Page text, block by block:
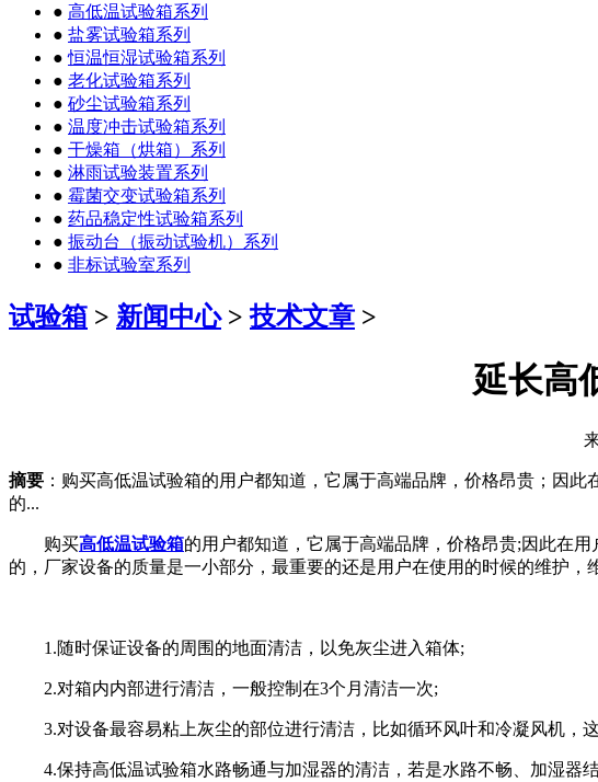
● 高低温试验箱系列
● 盐雾试验箱系列
●恒温恒湿试验箱系列
● 老化试验箱系列
● 砂尘试验箱系列
● 温度冲击试验箱系列
● 干燥箱（烘箱）系列
● 淋雨试验装置系列
● 霉菌交变试验箱系列
● 药品稳定性试验箱系列
● 振动台（振动试验机）系列
● 非标试验室系列
试验箱 > 新闻中心>技术文章 >
延长高
摘要 ：购买高低温试验箱的用户都知道，它属于高端品牌，价格昂贵；因
的...
购买高低温试验箱的用户都知道，它属于高端品牌，价格昂贵;因此在
的，厂家设备的质量是一小部分，最重要的还是用户在使用的时候的维护，
1.随时保证设备的周围的地面清洁，以免灰尘进入箱体;
2.对箱内内部进行清洁，一般控制在3个月清洁一次;
3.对设备最容易粘上灰尘的部位进行清洁，比如循环风叶和冷凝风机，
4.保持高低温试验箱水路畅通与加湿器的清洁，若是水路不畅、加湿器